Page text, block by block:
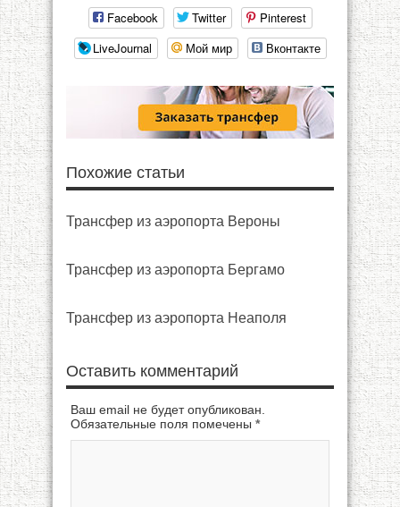
Facebook Twitter
Pinterest
LiveJournal
Мой мир Вконтакте
Похожие статьи
Трансфер из аэропорта Вероны
Трансфер из аэропорта Бергамо
Трансфер из аэропорта Неаполя
Оставить комментарий
Ваш email не будет опубликован.
Обязательные поля помечены *